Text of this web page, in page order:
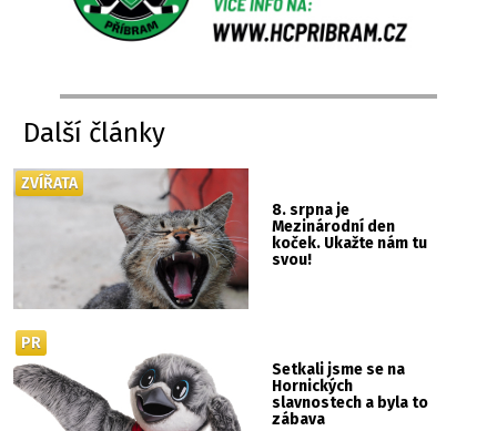
Další články
8. srpna je
Mezinárodní den
koček. Ukažte nám tu
svou!
ZVÍŘATA
Setkali jsme se na
Hornických
slavnostech a byla to
zábava
PR